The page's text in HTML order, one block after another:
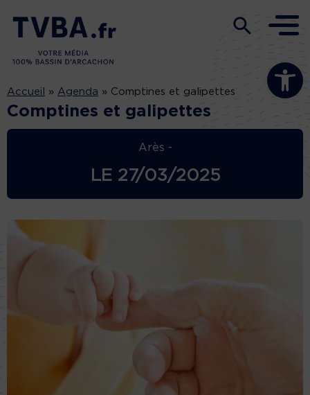
Ouvrir la
Accueil » Agenda » Comptines et galipettes
Comptines et galipettes
Arès -
LE 27/03/2025